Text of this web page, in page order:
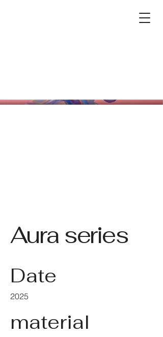
Aura series
Date
2025
material